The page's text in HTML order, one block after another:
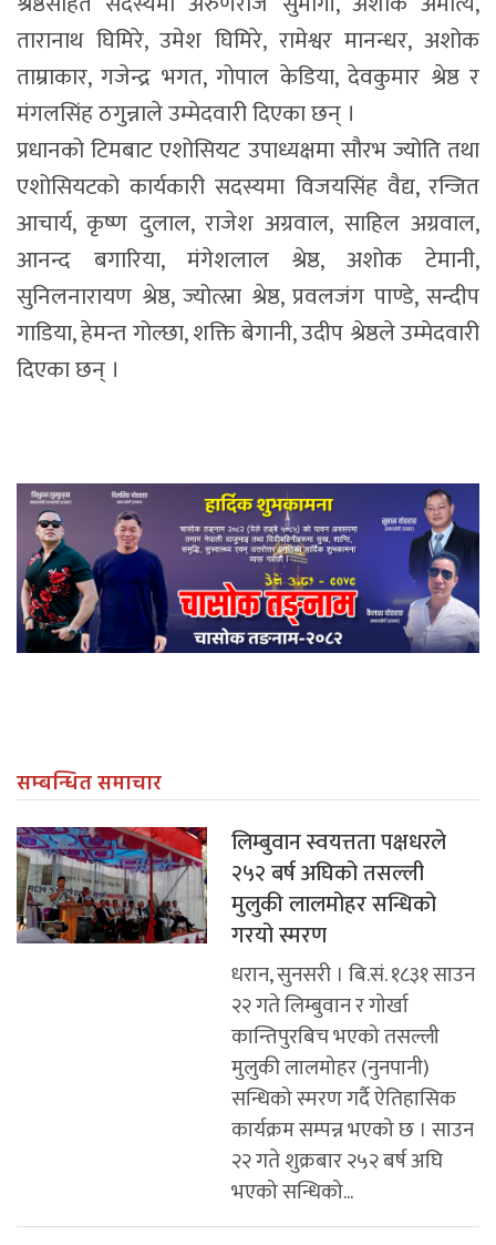
तारानाथ घिमिरे, उमेश घिमिरे, रामेश्वर मानन्धर, अशोक
ताम्राकार, गजेन्द्र भगत, गोपाल केडिया, देवकुमार श्रेष्ठ र
मंगलसिंह ठगुन्नाले उम्मेदवारी दिएका छन् ।
प्रधानको टिमबाट एशोसियट उपाध्यक्षमा सौरभ ज्योति तथा
एशोसियटको कार्यकारी सदस्यमा विजयसिंह वैद्य, रन्जित
आचार्य, कृष्ण दुलाल, राजेश अग्रवाल, साहिल अग्रवाल,
आनन्द बगारिया, मंगेशलाल श्रेष्ठ, अशोक टेमानी,
सुनिलनारायण श्रेष्ठ, ज्योत्स्ना श्रेष्ठ, प्रवलजंग पाण्डे, सन्दीप
गाडिया, हेमन्त गोल्छा, शक्ति बेगानी, उदीप श्रेष्ठले उम्मेदवारी
दिएका छन् ।
सम्बन्धित समाचार
लिम्बुवान स्वयत्तता पक्षधरले
२५२ बर्ष अघिको तसल्ली
मुलुकी लालमोहर सन्धिको
गरयो स्मरण
धरान, सुनसरी । बि.सं. १८३१ साउन
२२ गते लिम्बुवान र गोर्खा
कान्तिपुरबिच भएको तसल्ली
मुलुकी लालमोहर (नुनपानी)
सन्धिको स्मरण गर्दै ऐतिहासिक
कार्यक्रम सम्पन्न भएको छ । साउन
२२ गते शुक्रबार २५२ बर्ष अघि
भएको सन्धिको...